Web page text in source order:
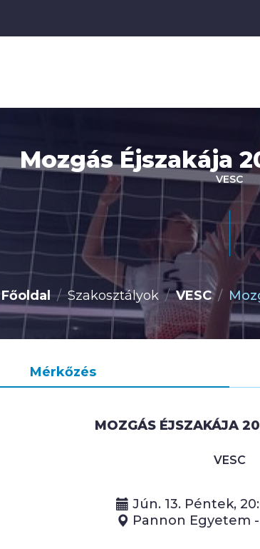
Mozgás Éjszakája
VESC
Főoldal Szakosztályok VESC
Mérkőzés
MOZGÁS ÉJSZAKÁJA
VESC
Jún. 13. Péntek,
Pannon Egyetem